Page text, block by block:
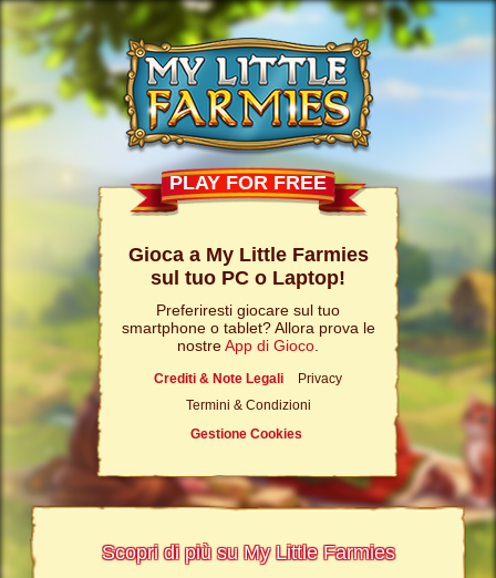
PLAY FOR FREE
Gioca a My Little Farmies
sul tuo PC o Laptop!
Preferiresti giocare sul tuo
smartphone o tablet? Allora prova le
nostreApp di Gioco
Crediti & Note Legali
Privacy
Termini & Condizioni
Gestione Cookies
Scopri di più su My Little Farmies